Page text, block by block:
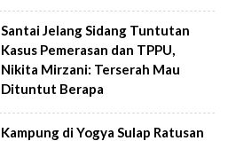
Santai Jelang Sidang Tuntutan
Kasus Pemerasan dan TPPU,
Nikita Mirzani: Terserah Mau
Dituntut Berapa
Kampung di Yogya Sulap Ratusan